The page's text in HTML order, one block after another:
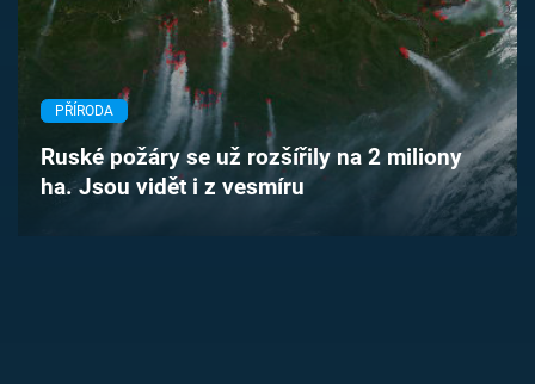
Pořady
TV Program
Časopis
Sledujte prima+
PŘÍRODA
Ruské požáry se už rozšířily na 2 miliony
ha. Jsou vidět i z vesmíru